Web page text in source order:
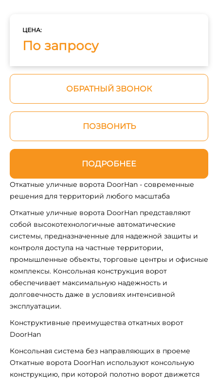
ЦЕНА:
По запросу
ОБРАТНЫЙ ЗВОНОК
ПОЗВОНИТЬ
ПОДРОБНЕЕ
Откатные уличные ворота DoorHan - современные
решения для территорий любого масштаба
Откатные уличные ворота DoorHan представляют
собой высокотехнологичные автоматические
системы, предназначенные для надежной защиты и
контроля доступа на частные территории,
промышленные объекты, торговые центры и офисные
комплексы. Консольная конструкция ворот
обеспечивает максимальную надежность и
долговечность даже в условиях интенсивной
эксплуатации.
Конструктивные преимущества откатных ворот
DoorHan
Консольная система без направляющих в проеме
Откатные ворота DoorHan используют консольную
конструкцию, при которой полотно ворот движется